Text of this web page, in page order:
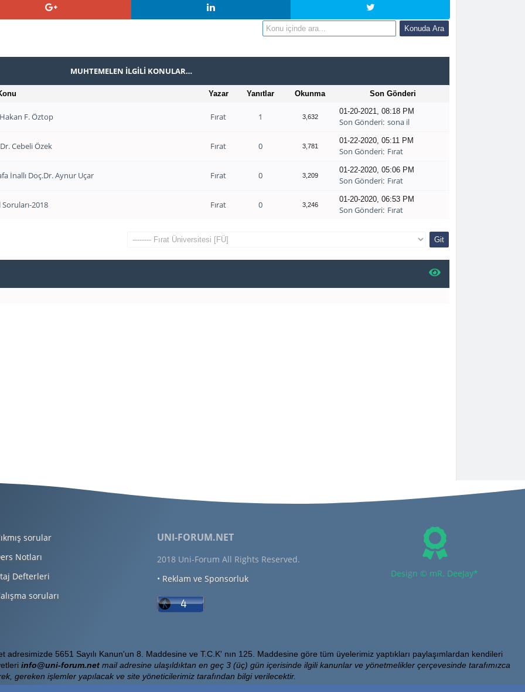
MUHTEMELEN İLGILI KONULAR…
Yazar Yanıtlar Okunma Son Gönderi
F. Öztop Fırat 1 3,632
01-20-2021, 08:18 PM
Son Gönderi: sona il
Cebeli Özek Fırat 0 3,781
01-22-2020, 05:11 PM
Son Gönderi: Fırat
İnallı Doç.Dr. Aynur Uçar Fırat 0 3,209
01-22-2020, 05:06 PM
Son Gönderi: Fırat
2018 Fırat 0 3,246
01-20-2020, 06:53 PM
Son Gönderi: Fırat
sorular
Notları
Defterleri
soruları
Design © mR. DeeJay*
UNI-FORUM.NET
2018 Uni-Forum All Rights Reserved.
• Reklam ve Sponsorluk
adresimizde 5651 Sayılı Kanun'un 8. Maddesine ve T.C.K' nın 125. Maddesine göre tüm üyelerimiz yaptıkları paylaşımlardan kendileri
info@uni-forum.netmail adresine ulaşıldıktan en geç 3 (üç) gün içerisinde ilgili kanunlar ve yönetmelikler çerçevesinde tarafımızca
gereken işlemler yapılacak ve site yöneticilerimiz tarafından bilgi verilecektir.